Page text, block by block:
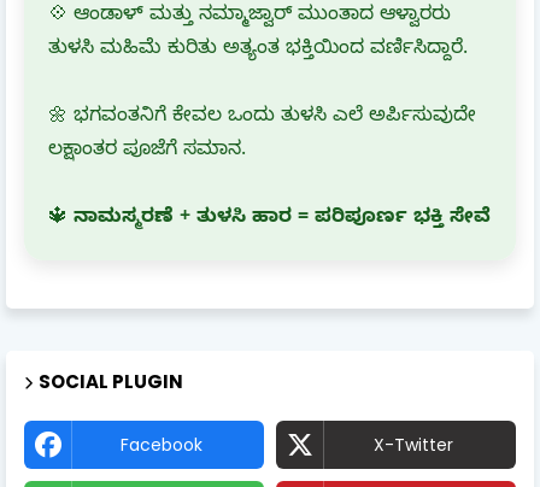
💠 ಆಂಡಾಳ್ ಮತ್ತು ನಮ್ಮಾಜ್ವಾರ್ ಮುಂತಾದ ಆಳ್ವಾರರು
ತುಳಸಿ ಮಹಿಮೆ ಕುರಿತು ಅತ್ಯಂತ ಭಕ್ತಿಯಿಂದ ವರ್ಣಿಸಿದ್ದಾರೆ.
🌼 ಭಗವಂತನಿಗೆ ಕೇವಲ ಒಂದು ತುಳಸಿ ಎಲೆ ಅರ್ಪಿಸುವುದೇ
ಲಕ್ಷಾಂತರ ಪೂಜೆಗೆ ಸಮಾನ.
🔱 ನಾಮಸ್ಮರಣೆ + ತುಳಸಿ ಹಾರ = ಪರಿಪೂರ್ಣ ಭಕ್ತಿ ಸೇವೆ
SOCIAL PLUGIN
Facebook X-Twitter